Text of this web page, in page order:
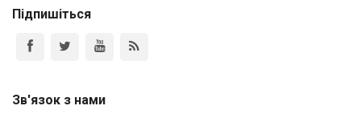
Підпишіться
Зв'язок з нами